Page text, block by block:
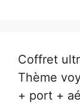
Coffret
Thème
+ port +